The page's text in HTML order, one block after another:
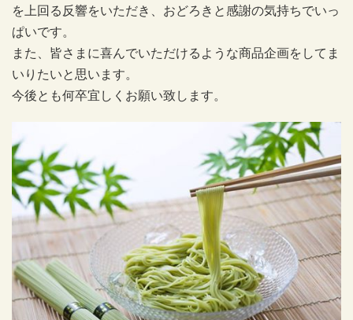
を上回る反響をいただき、おどろきと感謝の気持ちでいっ
ぱいです。
また、皆さまに喜んでいただけるような商品企画をしてま
いりたいと思います。
今後とも何卒宜しくお願い致します。